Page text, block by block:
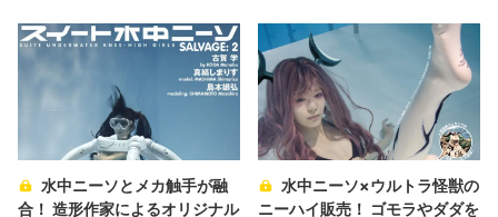
水中ニーソとメカ触手が融
合！ 造形作家によるオリジナル
水中ニーソ×ウルトラ怪獣の
ニーハイ販売！ ゴモラやダダを